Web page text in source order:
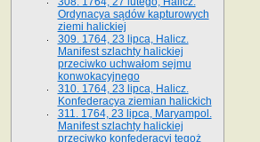
Ordynacya sądów kapturowych
ziemi halickiej
309. 1764, 23 lipca, Halicz.
Manifest szlachty halickiej
przeciwko uchwałom sejmu
konwokacyjnego
310. 1764, 23 lipca, Halicz.
Konfederacya ziemian halickich
311. 1764, 23 lipca, Maryampol.
Manifest szlachty halickiej
przeciwko konfederacyi tegoż